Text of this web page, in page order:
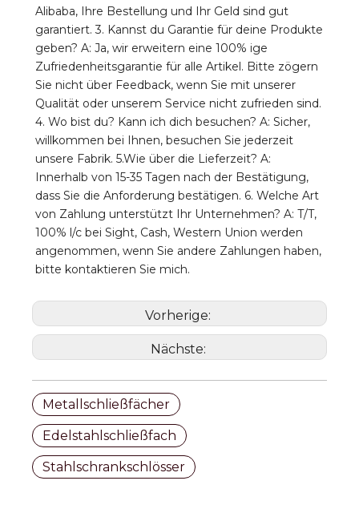
Alibaba, Ihre Bestellung und Ihr Geld sind gut
garantiert. 3. Kannst du Garantie für deine Produkte
geben? A: Ja, wir erweitern eine 100% ige
Zufriedenheitsgarantie für alle Artikel. Bitte zögern
Sie nicht über Feedback, wenn Sie mit unserer
Qualität oder unserem Service nicht zufrieden sind.
4. Wo bist du? Kann ich dich besuchen? A: Sicher,
willkommen bei Ihnen, besuchen Sie jederzeit
unsere Fabrik. 5.Wie über die Lieferzeit? A:
Innerhalb von 15-35 Tagen nach der Bestätigung,
dass Sie die Anforderung bestätigen. 6. Welche Art
von Zahlung unterstützt Ihr Unternehmen? A: T/T,
100% l/c bei Sight, Cash, Western Union werden
angenommen, wenn Sie andere Zahlungen haben,
bitte kontaktieren Sie mich.
Vorherige:
Nächste:
Metallschließfächer
Edelstahlschließfach
Stahlschrankschlösser